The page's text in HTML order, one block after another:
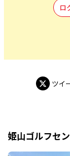
ロ
ツイ
姫山ゴルフセ